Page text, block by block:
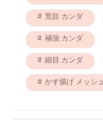
荒目 カンダ
補強 カンダ
細目 カンダ
かす揚げ メッシュ